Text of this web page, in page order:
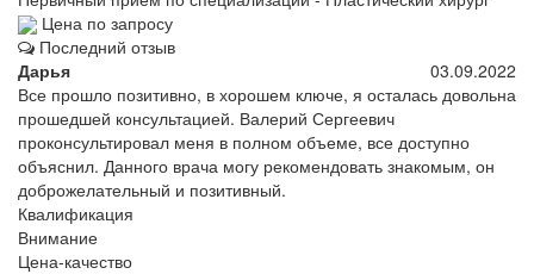
Цена по запросу
Последний отзыв
Дарья
03.09.2022
Все прошло позитивно, в хорошем ключе, я осталась довольна
прошедшей консультацией. Валерий Сергеевич
проконсультировал меня в полном объеме, все доступно
объяснил. Данного врача могу рекомендовать знакомым, он
доброжелательный и позитивный.
Квалификация
Внимание
Цена-качество